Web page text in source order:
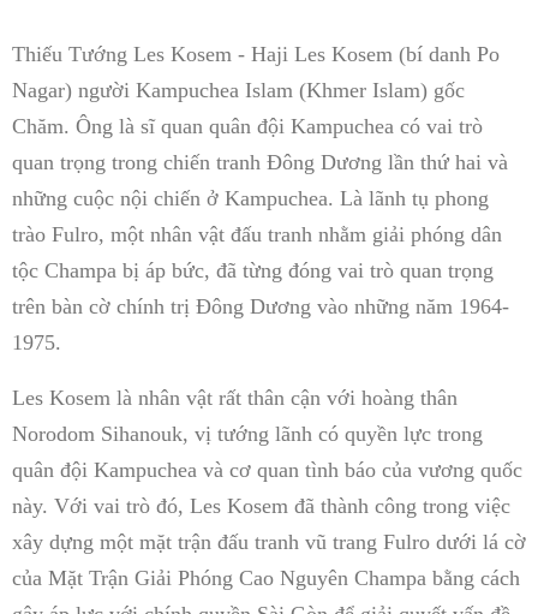
Thiếu Tướng Les Kosem - Haji Les Kosem (bí danh Po
Nagar) người Kampuchea Islam (Khmer Islam) gốc
Chăm. Ông là sĩ quan quân đội Kampuchea có vai trò
quan trọng trong chiến tranh Đông Dương lần thứ hai và
những cuộc nội chiến ở Kampuchea. Là lãnh tụ phong
trào Fulro, một nhân vật đấu tranh nhằm giải phóng dân
tộc Champa bị áp bức, đã từng đóng vai trò quan trọng
trên bàn cờ chính trị Đông Dương vào những năm 1964-
1975.
Les Kosem là nhân vật rất thân cận với hoàng thân
Norodom Sihanouk, vị tướng lãnh có quyền lực trong
quân đội Kampuchea và cơ quan tình báo của vương quốc
này. Với vai trò đó, Les Kosem đã thành công trong việc
xây dựng một mặt trận đấu tranh vũ trang Fulro dưới lá cờ
của Mặt Trận Giải Phóng Cao Nguyên Champa bằng cách